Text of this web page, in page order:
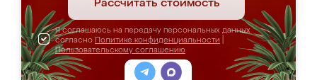
Рассчитать стоимость
Я соглашаюсь на передачу персональных данных
согласно Политике конфиденциальности
Пользовательскому соглашению